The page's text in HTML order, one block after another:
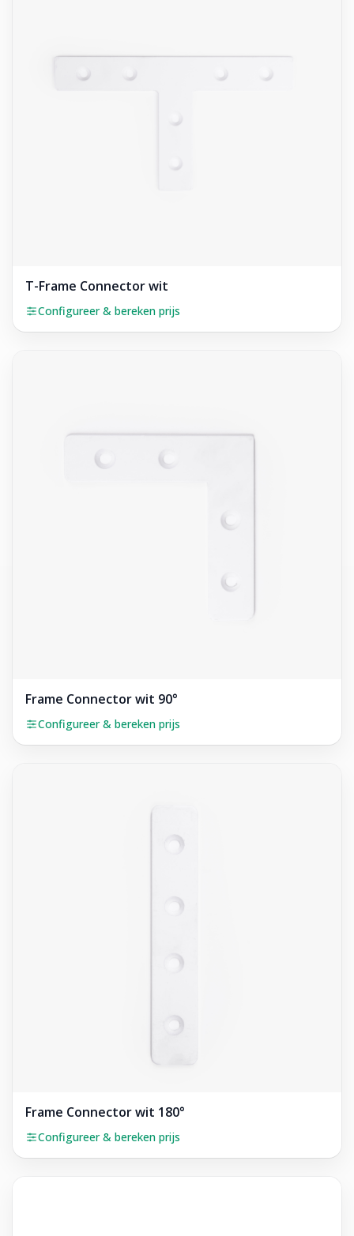
T-Frame Connector wit
Configureer & bereken prijs
Frame Connector wit 90°
Configureer & bereken prijs
Frame Connector wit 180°
Configureer & bereken prijs